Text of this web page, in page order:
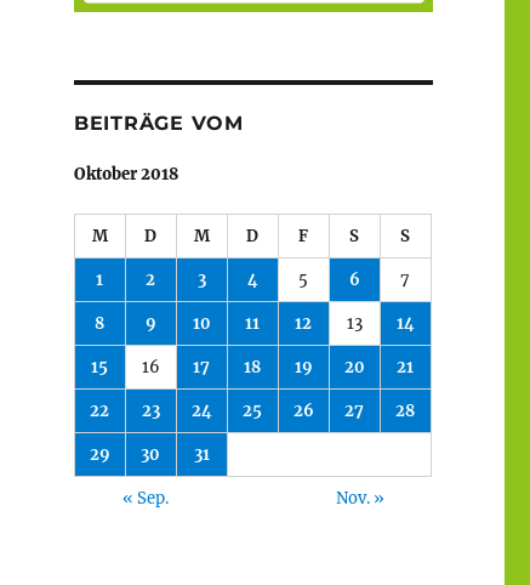
BEITRÄGE VOM
Oktober 2018
M D M D F S S
1 2 3 4 5 6 7
8 9 10 11 12 13 14
15 16 17 18 19 20 21
22 23 24 25 26 27 28
29 30 31
« Sep. Nov. »